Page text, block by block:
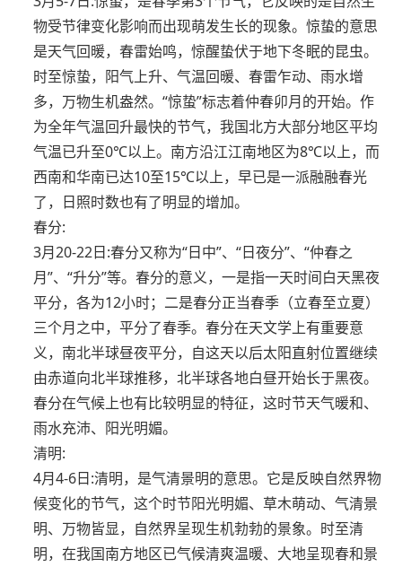
物受节律变化影响而出现萌发生长的现象。惊蛰的意思
是天气回暖，春雷始鸣，惊醒蛰伏于地下冬眠的昆虫。
时至惊蛰，阳气上升、气温回暖、春雷乍动、雨水增
多，万物生机盎然。“惊蛰”标志着仲春卯月的开始。作
为全年气温回升最快的节气，我国北方大部分地区平均
气温已升至0℃以上。南方沿江江南地区为8℃以上，而
西南和华南已达10至15℃以上，早已是一派融融春光
了，日照时数也有了明显的增加。
春分:
3月20-22日:春分又称为“日中”、“日夜分”、“仲春之
月”、“升分”等。春分的意义，一是指一天时间白天黑夜
平分，各为12小时；二是春分正当春季（立春至立夏）
三个月之中，平分了春季。春分在天文学上有重要意
义，南北半球昼夜平分，自这天以后太阳直射位置继续
由赤道向北半球推移，北半球各地白昼开始长于黑夜。
春分在气候上也有比较明显的特征，这时节天气暖和、
雨水充沛、阳光明媚。
清明:
4月4-6日:清明，是气清景明的意思。它是反映自然界物
候变化的节气，这个时节阳光明媚、草木萌动、气清景
明、万物皆显，自然界呈现生机勃勃的景象。时至清
明，在我国南方地区已气候清爽温暖、大地呈现春和景